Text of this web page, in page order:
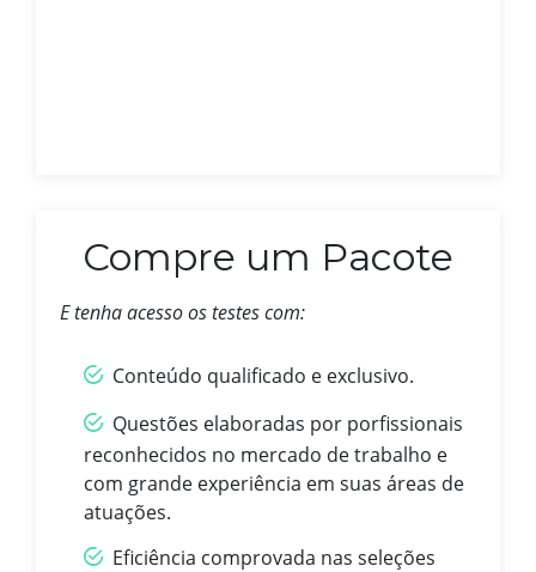
Compre um Pacote
E tenha acesso os testes com:
Conteúdo qualificado e exclusivo.
Questões elaboradas por porfissionais
reconhecidos no mercado de trabalho e
com grande experiência em suas áreas de
atuações.
Eficiência comprovada nas seleções